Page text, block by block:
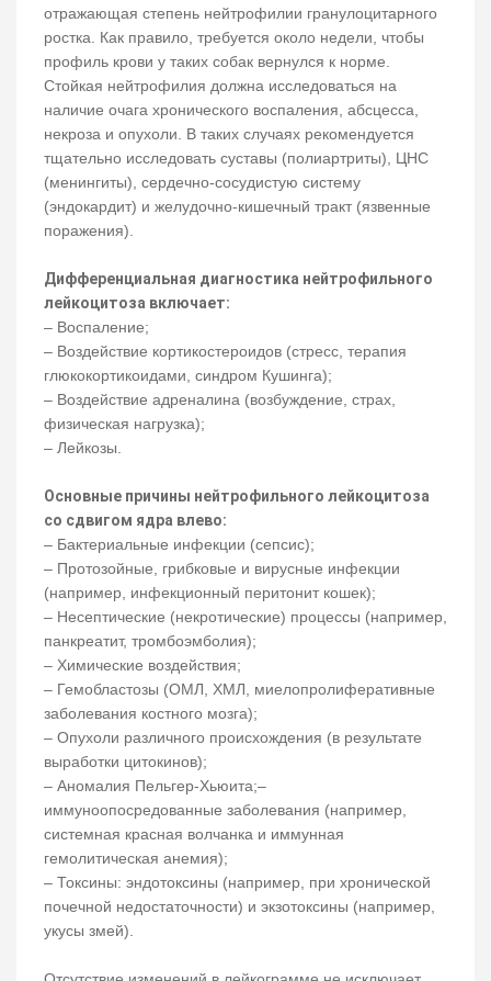
отражающая степень нейтрофилии гранулоцитарного
ростка. Как правило, требуется около недели, чтобы
профиль крови у таких собак вернулся к норме.
Стойкая нейтрофилия должна исследоваться на
наличие очага хронического воспаления, абсцесса,
некроза и опухоли. В таких случаях рекомендуется
тщательно исследовать суставы (полиартриты), ЦНС
(менингиты), сердечно-сосудистую систему
(эндокардит) и желудочно-кишечный тракт (язвенные
поражения).
Дифференциальная диагностика нейтрофильного
лейкоцитоза включает:
– Воспаление;
– Воздействие кортикостероидов (стресс, терапия
глюкокортикоидами, синдром Кушинга);
– Воздействие адреналина (возбуждение, страх,
физическая нагрузка);
– Лейкозы.
Основные причины нейтрофильного лейкоцитоза
со сдвигом ядра влево:
– Бактериальные инфекции (сепсис);
– Протозойные, грибковые и вирусные инфекции
(например, инфекционный перитонит кошек);
– Несептические (некротические) процессы (например,
панкреатит, тромбоэмболия);
– Химические воздействия;
– Гемобластозы (ОМЛ, ХМЛ, миелопролиферативные
заболевания костного мозга);
– Опухоли различного происхождения (в результате
выработки цитокинов);
– Аномалия Пельгер-Хьюита;–
иммуноопосредованные заболевания (например,
системная красная волчанка и иммунная
гемолитическая анемия);
– Токсины: эндотоксины (например, при хронической
почечной недостаточности) и экзотоксины (например,
укусы змей).